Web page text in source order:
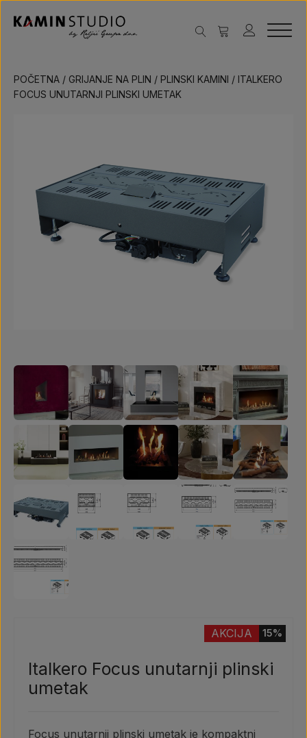
POČETNA / GRIJANJE NA PLIN / PLINSKI KAMINI / ITALKERO
FOCUS UNUTARNJI PLINSKI UMETAK
Italkero Focus unutarnji plinski
umetak
AKCIJA 15%
Focus unutarnji plinski umetak je kompaktni